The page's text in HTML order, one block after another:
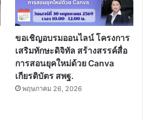
ขอเชิญอบรมออนไลน์ โครงการ
เสริมทักษะดิจิทัล สร้างสรรค์สื่อ
การสอนยุคใหม่ด้วย Canva
เกียรติบัตร สพฐ.
พฤษภาคม 26, 2026